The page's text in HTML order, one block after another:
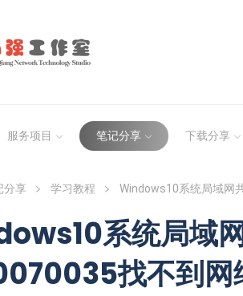
服务项目 笔记分享 下载分享
分享 学习教程 Windows10系统局域网
系统局域
找不到网